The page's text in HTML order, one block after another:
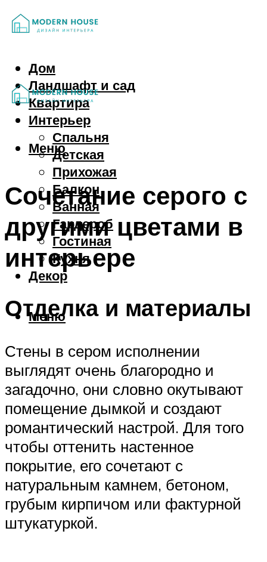
Дом
Ландшафт и сад
Квартира
Интерьер
Спальня
Детская
Прихожая
Балкон
Ванная
Гардероб
Гостиная
Кухня
Декор
Меню
Меню
Сочетание серого с
другими цветами в
интерьере
Отделка и материалы
Стены в сером исполнении
выглядят очень благородно и
загадочно, они словно окутывают
помещение дымкой и создают
романтический настрой. Для того
чтобы оттенить настенное
покрытие, его сочетают с
натуральным камнем, бетоном,
грубым кирпичом или фактурной
штукатуркой.